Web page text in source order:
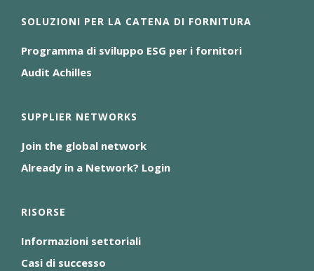
SOLUZIONI PER LA CATENA DI FORNITURA
Programma di sviluppo ESG per i fornitori
Audit Achilles
SUPPLIER NETWORKS
Join the global network
Already in a Network? Login
RISORSE
Informazioni settoriali
Casi di successo